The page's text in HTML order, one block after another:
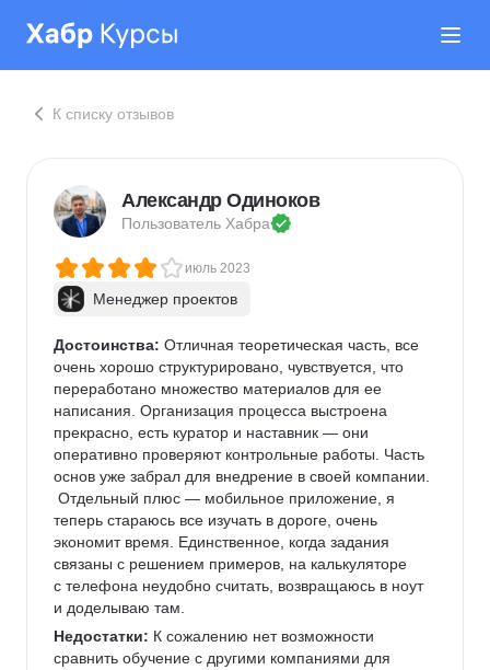
К списку отзывов
Александр Одиноков
Пользователь Хабра
июль 2023
Менеджер проектов
Достоинства: Отличная теоретическая часть, все
очень хорошо структурировано, чувствуется, что
переработано множество материалов для ее
написания. Организация процесса выстроена
прекрасно, есть куратор и наставник — они
оперативно проверяют контрольные работы. Часть
основ уже забрал для внедрение в своей компании.
Отдельный плюс — мобильное приложение, я
теперь стараюсь все изучать в дороге, очень
экономит время. Единственное, когда задания
связаны с решением примеров, на калькуляторе
с телефона неудобно считать, возвращаюсь в ноут
и доделываю там.
Недостатки: К сожалению нет возможности
сравнить обучение с другими компаниями для